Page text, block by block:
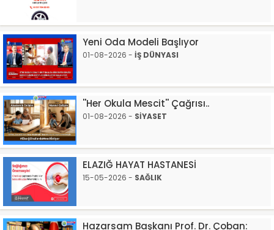
Yeni Oda Modeli Başlıyor
01-08-2026 - İŞ DÜNYASI
''Her Okula Mescit'' Çağrısı..
01-08-2026 - SİYASET
ELAZIĞ HAYAT HASTANESİ
15-05-2026 - SAĞLIK
Hazarsam Başkanı Prof. Dr. Çoban: